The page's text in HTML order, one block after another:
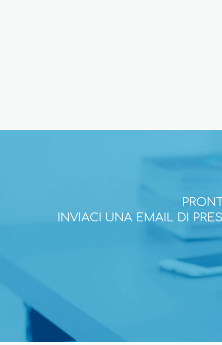
INVIACI UNA EMAIL DI